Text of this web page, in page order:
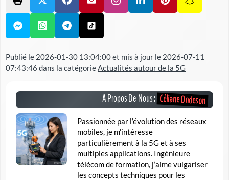
Publié le 2026-01-30 13:04:00et mis à jour le 2026-07-11
07:43:46 dans la catégorie Actualités autour de la 5G
A Propos De Nous : Céliane Ondeson
Passionnée par l’évolution des réseaux
mobiles, je m’intéresse
particulièrement à la 5G et à ses
multiples applications. Ingénieure
télécom de formation, j’aime vulgariser
les concepts techniques pour les